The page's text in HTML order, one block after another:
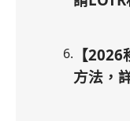
6.
【
方法，